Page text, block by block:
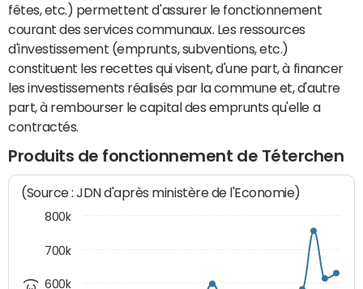
fêtes, etc.) permettent d'assurer le fonctionnement
courant des services communaux. Les ressources
d'investissement (emprunts, subventions, etc.)
constituent les recettes qui visent, d'une part, à financer
les investissements réalisés par la commune et, d'autre
part, à rembourser le capital des emprunts qu'elle a
contractés.
Produits de fonctionnement de Téterchen
(Source : JDN d'après ministère de l'Economie)
600k
700k
800k